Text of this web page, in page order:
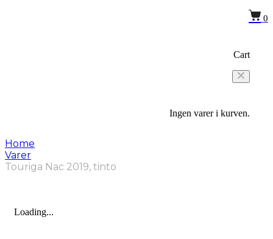
0
Cart
Ingen varer i kurven.
Home
Varer
Touriga Nac 2019, tinto
Loading...